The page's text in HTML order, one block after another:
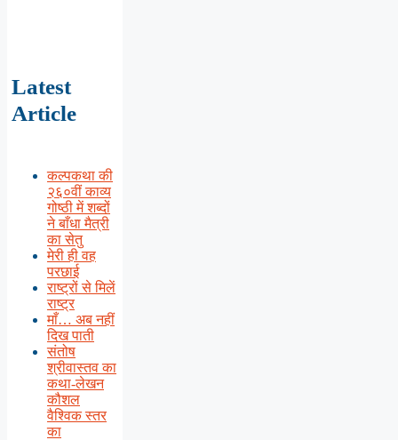
Latest
Article
कल्पकथा की
२६०वीं काव्य
गोष्ठी में शब्दों
ने बाँधा मैत्री
का सेतु
मेरी ही वह
परछाई
राष्ट्रों से मिलें
राष्ट्र
माँ… अब नहीं
दिख पाती
संतोष
श्रीवास्तव का
कथा-लेखन
कौशल
वैश्विक स्तर
का